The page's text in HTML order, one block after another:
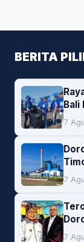
BERITA
Bali
7
7
7